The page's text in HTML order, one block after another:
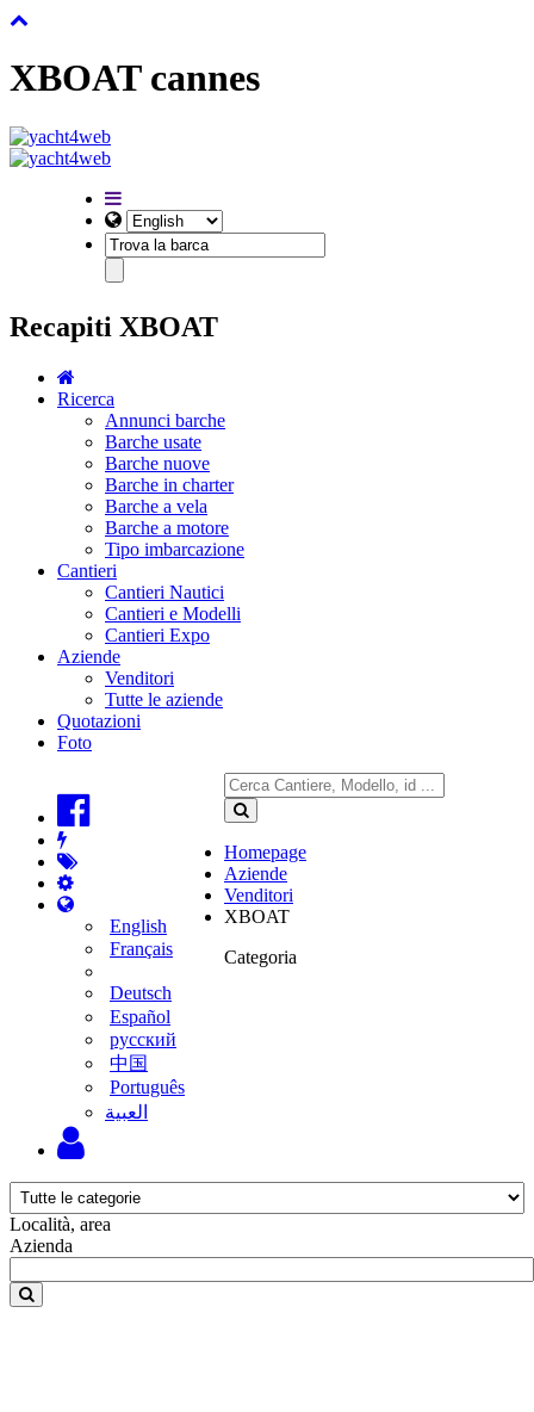
XBOAT cannes
Recapiti XBOAT
Ricerca
Annunci barche
Barche usate
Barche nuove
Barche in charter
Barche a vela
Barche a motore
Tipo imbarcazione
Cantieri
Cantieri Nautici
Cantieri e Modelli
Cantieri Expo
Aziende
Venditori
Tutte le aziende
Quotazioni
Foto
English
Français
Deutsch
Español
русский
中国
Português
‫العبية
Homepage
Aziende
Venditori
XBOAT
Categoria
Località, area
Azienda